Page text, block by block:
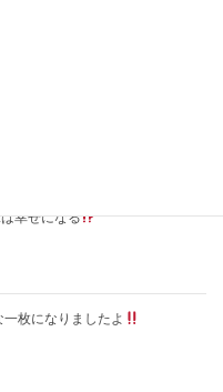
幸せになる
枚になりましたよ